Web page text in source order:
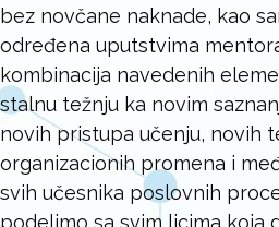
bez novčane naknade, kao
određena uputstvima
kombinacija navedenih
stalnu težnju ka novim
novih pristupa učenju, novih
organizacionih promena i
svih učesnika poslovnih